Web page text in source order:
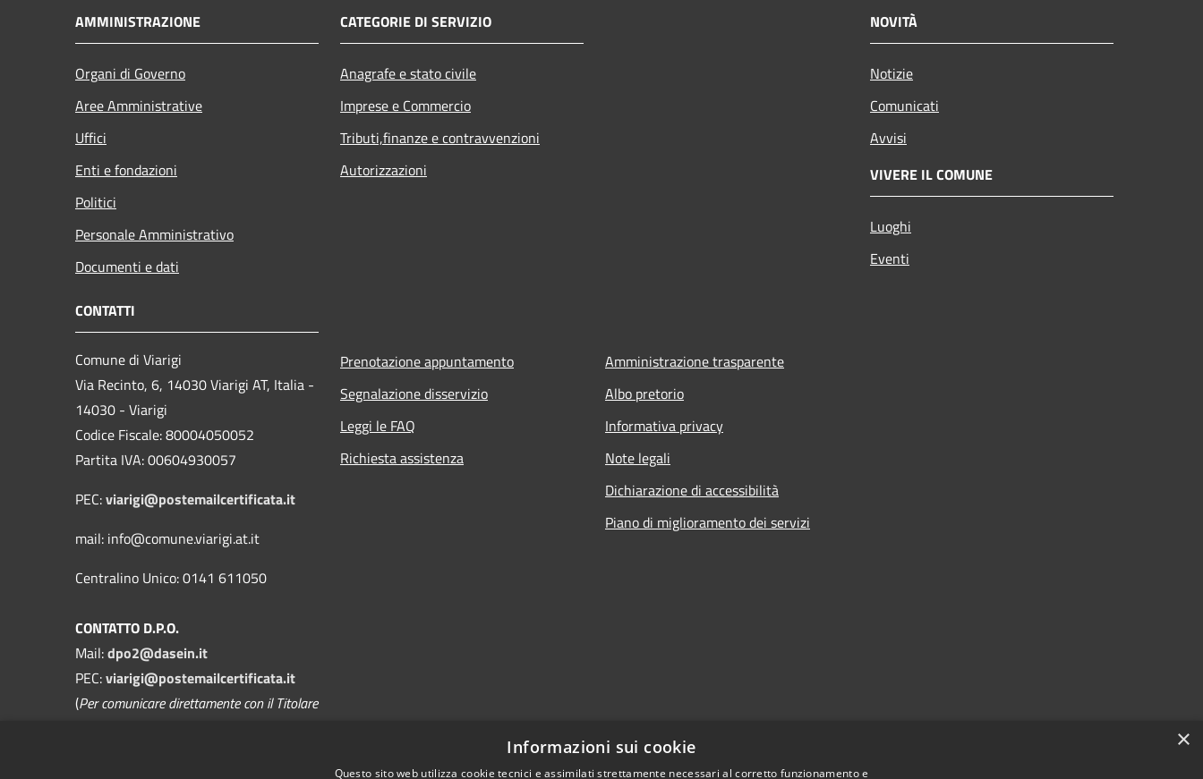
AMMINISTRAZIONE
Organi di Governo
Aree Amministrative
Uffici
Enti e fondazioni
Politici
Personale Amministrativo
Documenti e dati
CATEGORIE DI SERVIZIO
Anagrafe e stato civile
Imprese e Commercio
Tributi,finanze e contravvenzioni
Autorizzazioni
NOVITÀ
Notizie
Comunicati
Avvisi
VIVERE IL COMUNE
Luoghi
Eventi
CONTATTI
Comune di Viarigi
Via Recinto, 6, 14030 Viarigi AT, Italia -
14030 - Viarigi
Codice Fiscale: 80004050052
Partita IVA: 00604930057
PEC:viarigi@postemailcertificata.it
mail: info@comune.viarigi.at.it
Centralino Unico: 0141 611050
CONTATTO D.P.O.
Mail:dpo2@dasein.it
PEC:viarigi@postemailcertificata.it
(Per comunicare direttamente con il Titolare
Prenotazione appuntamento
Segnalazione disservizio
Leggi le FAQ
Richiesta assistenza
Amministrazione trasparente
Albo pretorio
Informativa privacy
Note legali
Dichiarazione di accessibilità
Piano di miglioramento dei servizi
×
Informazioni sui cookie
Questo sito web utilizza cookie tecnici e assimilati strettamente necessari al corretto funzionamento e